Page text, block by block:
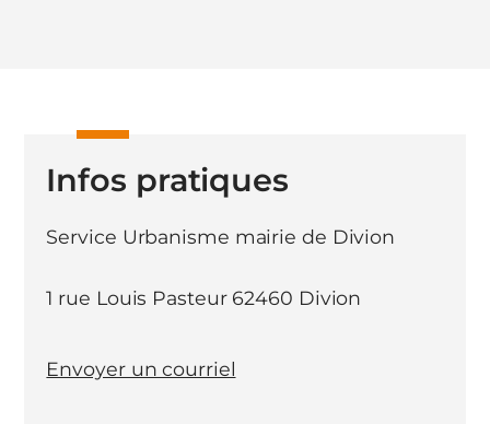
Infos pratiques
Service Urbanisme mairie de Divion
1 rue Louis Pasteur 62460 Divion
Envoyer un courriel